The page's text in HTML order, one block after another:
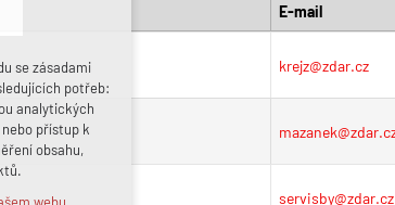
E-mail
krejz@zdar.cz
servisby@zdar.cz
apod.
se zásadami
potřeb:
analytických
přístup k
obsahu,